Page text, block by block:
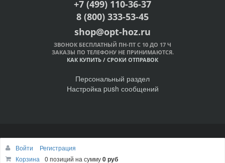
+7 (499) 110-36-37
8 (800) 333-53-45
shop@opt-hoz.ru
ЗВОНОК БЕСПЛАТНЫЙ ПН-ПТ С 10 ДО 17 Ч
ЗАКАЗЫ ПО ТЕЛЕФОНУ НЕ ПРИНИМАЮТСЯ.
КАК КУПИТЬ / СРОКИ ОТПРАВОК
Персональный раздел
Настройка push сообщений
© Интернет-магазин ОПТ-ХОЗ, 2011-2026
Войти
Регистрация
Корзина
0 позиций на сумму0 руб